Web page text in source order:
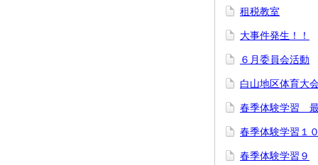
租税教室
大事件発生！！
６月委員会活動
白山地区体育大
春季体験学習
春季体験学習１０
春季体験学習９